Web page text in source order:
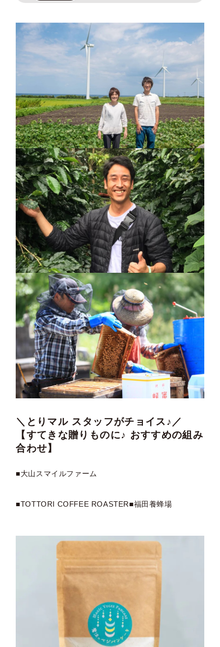
＼とりマル スタッフがチョイス♪／
【すてきな贈りものに♪ おすすめの組み
合わせ】
■大山スマイルファーム
■TOTTORI COFFEE ROASTER■福田養蜂場